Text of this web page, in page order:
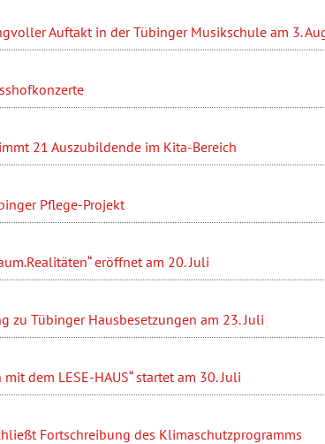
Auftakt in der Tübinger Musikschule am 3.
21 Auszubildende im Kita-Bereich
Pflege-Projekt
eröffnet am 20. Juli
zu Tübinger Hausbesetzungen am 23. Juli
dem LESE-HAUS“ startet am 30. Juli
Fortschreibung des Klimaschutzprogramms